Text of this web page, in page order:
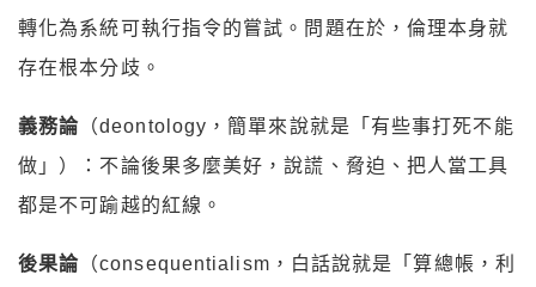
轉化為系統可執行指令的嘗試。問題在於，倫理本身就
存在根本分歧。
義務論 （deontology，簡單來說就是「有些事打死不能
做」）：不論後果多麼美好，說謊、脅迫、把人當工具
都是不可踰越的紅線。
後果論 （consequentialism，白話說就是「算總帳，利